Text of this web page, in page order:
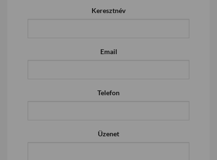
Keresztnév
Email
Telefon
Üzenet